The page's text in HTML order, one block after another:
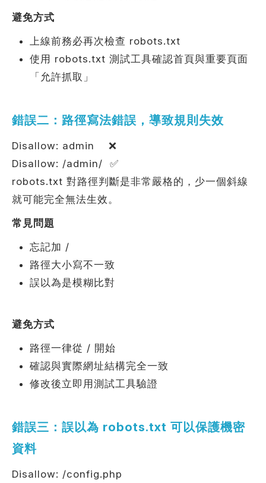
避免方式
上線前務必再次檢查 robots.txt
使用 robots.txt 測試工具確認首頁與重要頁面
「允許抓取」
錯誤二：路徑寫法錯誤，導致規則失效
Disallow: admin ❌
Disallow: /admin/ ✅
robots.txt 對路徑判斷是非常嚴格的，少一個斜線
就可能完全無法生效。
常見問題
忘記加 /
路徑大小寫不一致
誤以為是模糊比對
避免方式
路徑一律從 / 開始
確認與實際網址結構完全一致
修改後立即用測試工具驗證
錯誤三：誤以為 robots.txt 可以保護機密
資料
Disallow: /config.php